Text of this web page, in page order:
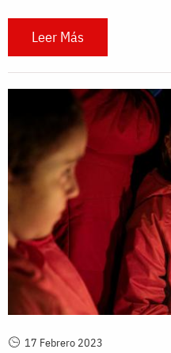
Leer Más
17 Febrero 2023